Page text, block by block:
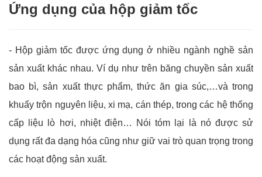
Ứng dụng của hộp giảm tốc
- Hộp giảm tốc được ứng dụng ở nhiều ngành nghề sản
sản xuất khác nhau. Ví dụ như trên băng chuyền sản xuất
bao bì, sản xuất thực phẩm, thức ăn gia súc,…và trong
khuấy trộn nguyên liệu, xi mạ, cán thép, trong các hệ thống
cấp liệu lò hơi, nhiệt điện… Nói tóm lại là nó được sử
dụng rất đa dạng hóa cũng như giữ vai trò quan trọng trong
các hoạt động sản xuất.